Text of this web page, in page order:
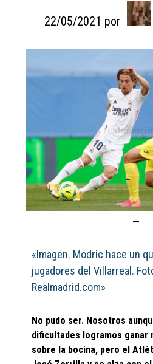
22/05/2021 por
«Imagen. Modric hace un
jugadores del Villarreal.
Realmadrid.com»
No pudo ser. Nosotros
dificultades logramos ganar
sobre la bocina, pero el